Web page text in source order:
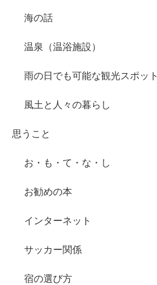
海の話
温泉（温浴施設）
雨の日でも可能な観光スポット
風土と人々の暮らし
思うこと
お・も・て・な・し
お勧めの本
インターネット
サッカー関係
宿の選び方